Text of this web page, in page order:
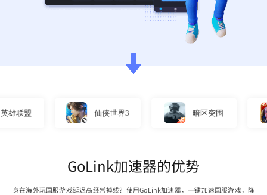
盟 仙侠世界3 暗区突围
GoLink加速器的优势
身在海外玩国服游戏延迟高经常掉线？使用GoLink加速器，一键加速国服游戏，降